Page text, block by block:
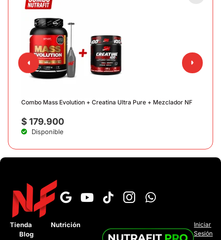
Combo Mass Evolution + Creatina Ultra Pure + Mezclador NF
$ 179.900
Disponible
Tienda
Nutrición
Blog
Iniciar
Sesión